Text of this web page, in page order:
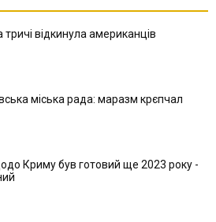
тричі відкинула американців
міська рада: маразм крєпчал
Криму був готовий ще 2023 року -